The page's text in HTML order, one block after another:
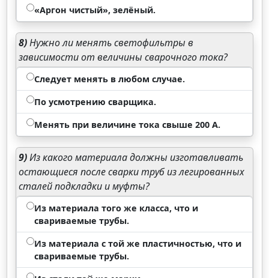
«Аргон чистый», зелёный.
8)Нужно ли менять светофильтры в
зависимости от величины сварочного тока?
Следует менять в любом случае.
По усмотрению сварщика.
Менять при величине тока свыше 200 А.
9)Из какого материала должны изготавливать
остающиеся после сварки труб из легированных
сталей подкладки и муфты?
Из материала того же класса, что и
свариваемые трубы.
Из материала с той же пластичностью, что и
свариваемые трубы.